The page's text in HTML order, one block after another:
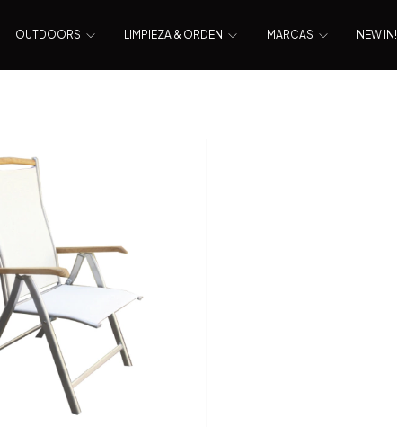
OUTDOORS LIMPIEZA & ORDEN MARCAS NEW IN!